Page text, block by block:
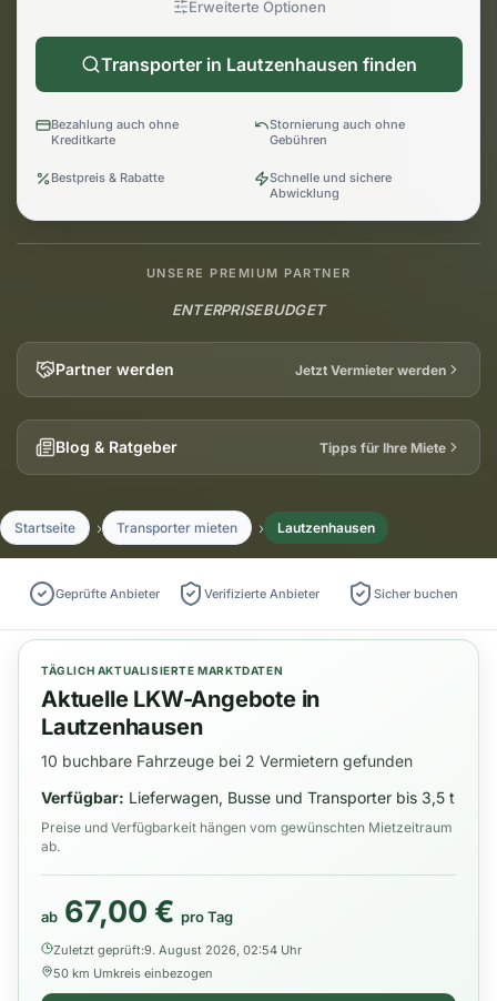
Erweiterte Optionen
Transporter in Lautzenhausen finden
Bezahlung auch ohne
Kreditkarte
Stornierung auch ohne
Gebühren
Bestpreis & Rabatte
Schnelle und sichere
Abwicklung
UNSERE PREMIUM PARTNER
ENTERPRISEBUDGET
Partner werden Jetzt Vermieter werden
Blog & Ratgeber Tipps für Ihre Miete
Startseite Transporter mieten Lautzenhausen
Geprüfte Anbieter Verifizierte Anbieter Sicher buchen
TÄGLICH AKTUALISIERTE MARKTDATEN
Aktuelle LKW-Angebote in
Lautzenhausen
10 buchbare Fahrzeuge bei 2 Vermietern gefunden
Verfügbar: Lieferwagen, Busse und Transporter bis 3,5 t
Preise und Verfügbarkeit hängen vom gewünschten Mietzeitraum
ab.
ab 67,00 € pro Tag
Zuletzt geprüft:9. August 2026, 02:54 Uhr
50 km Umkreis einbezogen